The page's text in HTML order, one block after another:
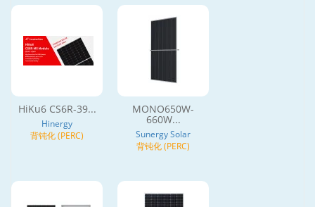
HiKu6 CS6R-39...
Hinergy
背钝化 (PERC)
MONO650W-
660W...
Sunergy Solar
背钝化 (PERC)